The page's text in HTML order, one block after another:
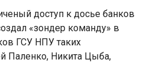
доступ к досье банков
«зондер команду» в
ГСУ НПУ таких
Паленко, Никита Цыба,